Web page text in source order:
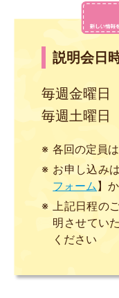
説明会日
毎週金曜
毎週土曜
各回の定員
お申し込み
フォーム】
上記日程の
明させてい
ください